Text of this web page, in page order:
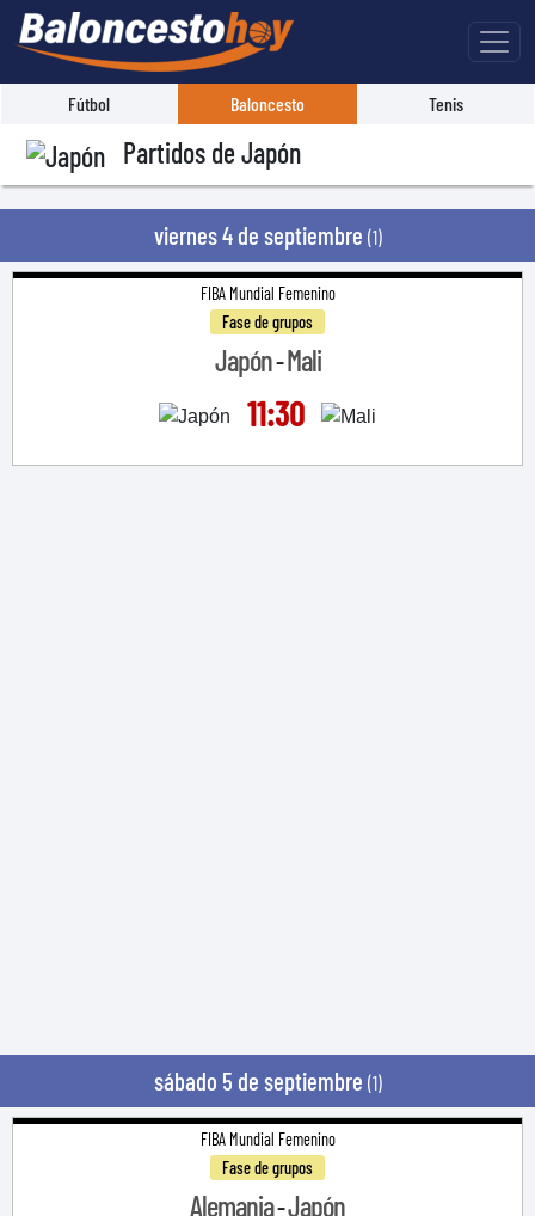
Fútbol Baloncesto Tenis
Partidos de Japón
viernes 4 de septiembre (1)
FIBA Mundial Femenino
Fase de grupos
Japón-Mali
11:30
sábado 5 de septiembre (1)
FIBA Mundial Femenino
Fase de grupos
Alemania-Japón